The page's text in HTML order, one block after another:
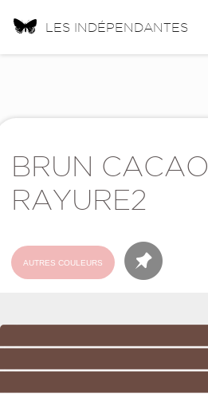
LES INDÉPENDANTES
BRUN CACAO
RAYURE2
AUTRES COULEURS